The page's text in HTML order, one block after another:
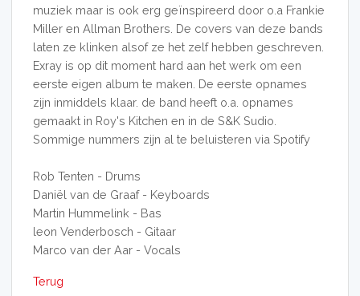
muziek maar is ook erg geïnspireerd door o.a Frankie
Miller en Allman Brothers. De covers van deze bands
laten ze klinken alsof ze het zelf hebben geschreven.
Exray is op dit moment hard aan het werk om een
eerste eigen album te maken. De eerste opnames
zijn inmiddels klaar. de band heeft o.a. opnames
gemaakt in Roy's Kitchen en in de S&K Sudio.
Sommige nummers zijn al te beluisteren via Spotify
Rob Tenten - Drums
Daniël van de Graaf - Keyboards
Martin Hummelink - Bas
leon Venderbosch - Gitaar
Marco van der Aar - Vocals
Terug